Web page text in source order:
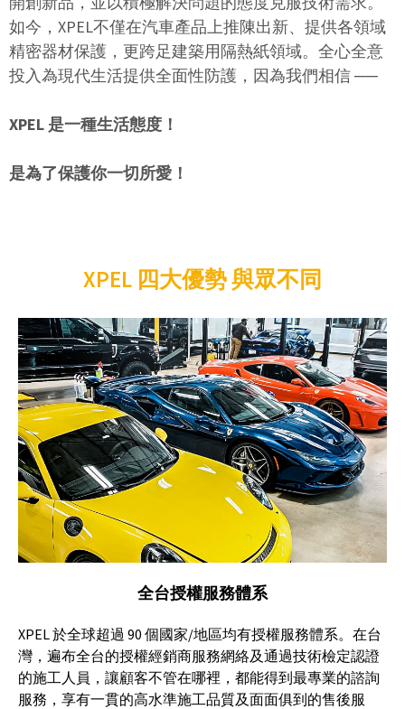
如今，XPEL不僅在汽車產品上推陳出新、提供各領域
精密器材保護，更跨足建築用隔熱紙領域。全心全意
投入為現代生活提供全面性防護，因為我們相信──
XPEL 是一種生活態度！
是為了保護你一切所愛！
XPEL 四大優勢 與眾不同
全台授權服務體系
XPEL 於全球超過 90 個國家/地區均有授權服務體系。在台
灣，遍布全台的授權經銷商服務網絡及通過技術檢定認證
的施工人員，讓顧客不管在哪裡，都能得到最專業的諮詢
服務，享有一貫的高水準施工品質及面面俱到的售後服